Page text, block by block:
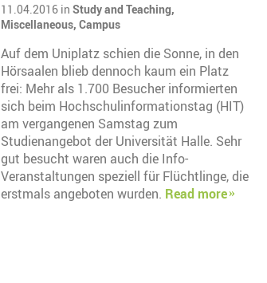
11.04.2016 in Study and Teaching,
Miscellaneous, Campus
Auf dem Uniplatz schien die Sonne, in den
Hörsaalen blieb dennoch kaum ein Platz
frei: Mehr als 1.700 Besucher informierten
sich beim Hochschulinformationstag (HIT)
am vergangenen Samstag zum
Studienangebot der Universität Halle. Sehr
gut besucht waren auch die Info-
Veranstaltungen speziell für Flüchtlinge, die
erstmals angeboten wurden. Read more